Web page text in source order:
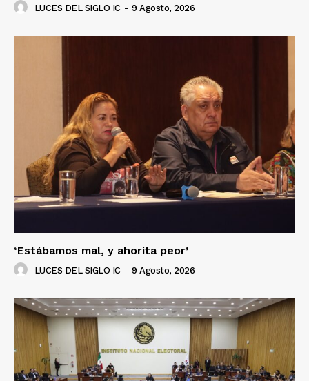
LUCES DEL SIGLO IC - 9 Agosto, 2026
‘Estábamos mal, y ahorita peor’
LUCES DEL SIGLO IC - 9 Agosto, 2026